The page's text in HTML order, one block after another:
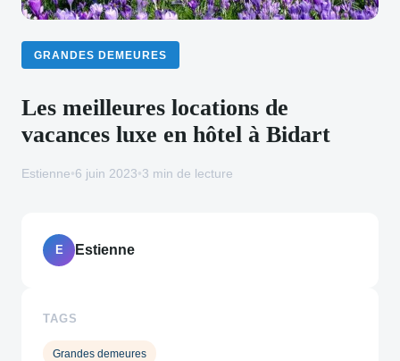
GRANDES DEMEURES
Les meilleures locations de
vacances luxe en hôtel à Bidart
Estienne•6 juin 2023•3 min de lecture
E Estienne
TAGS
Grandes demeures